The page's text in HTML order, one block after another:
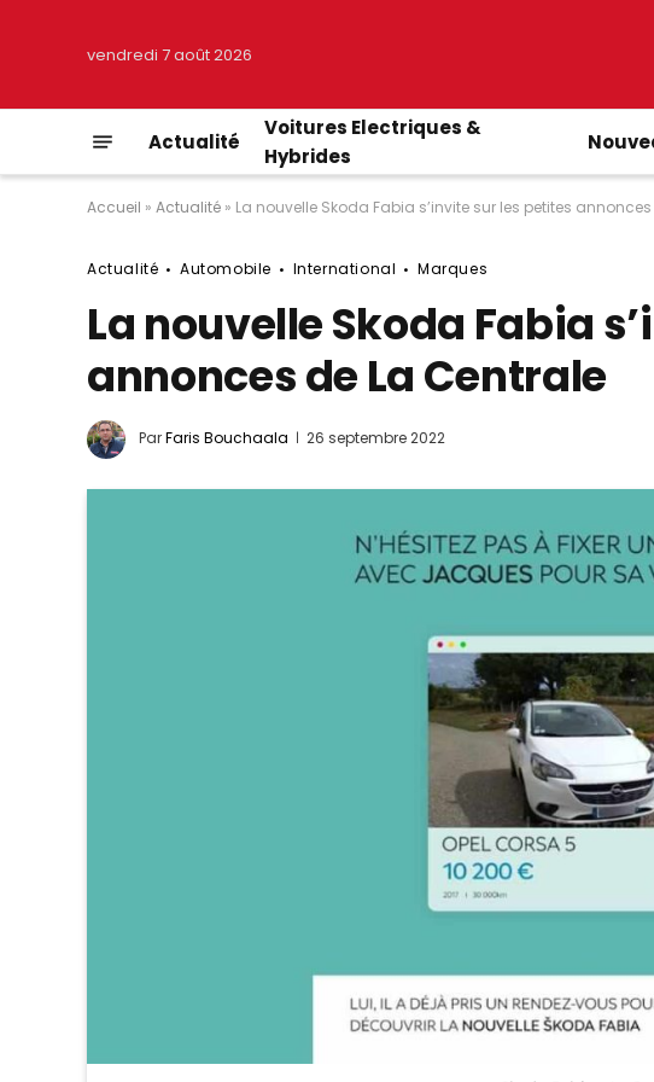
vendredi 7 août 2026
Actualité
Voitures Electriques &
Hybrides
Accueil » Actualité » La nouvelle Skoda Fabia s’invite sur les petites
Actualité Automobile International Marques
La nouvelle Skoda Fabia
annonces de La Centrale
ParFaris Bouchaala 26 septembre 2022